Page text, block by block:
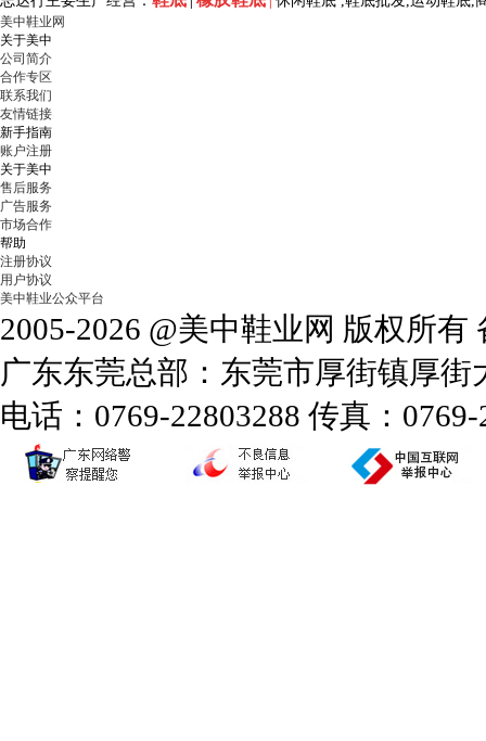
美中鞋业网
关于美中
公司简介
合作专区
联系我们
友情链接
新手指南
账户注册
关于美中
售后服务
广告服务
市场合作
帮助
注册协议
用户协议
美中鞋业公众平台
2005-2026 @美中鞋业网 版权所有
广东东莞总部：东莞市厚街镇厚
电话：0769-22803288 传真：0769-